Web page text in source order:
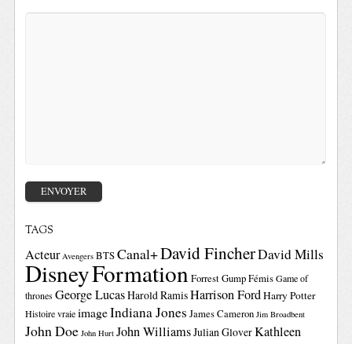
TAGS
Acteur Avengers BTSCanal+David FincherDavid Mills
DisneyFormationForrest GumpFémis Game of
thrones George LucasHarold RamisHarrison FordHarry Potter
Histoire vraie imageIndiana Jones James Cameron Jim Broadbent
John Doe John Hurt John WilliamsJulian GloverKathleen